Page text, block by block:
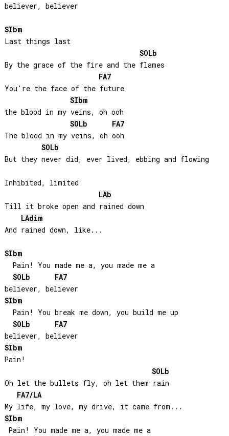
believer, believer
SIbm
Last things last
SOLb
By the grace of the fire and the flames
FA7
You're the face of the future
SIbm
the blood in my veins, oh ooh
SOLb
FA7
The blood in my veins, oh ooh
SOLb
But they never did, ever lived, ebbing and flowing
Inhibited, limited
LAb
Till it broke open and rained down
LAdim
And rained down, like...
SIbm
  Pain! You made me a, you made me a
SOLb
FA7
SIbm
  Pain! You break me down, you build me up
SOLb
FA7
SIbm
Pain!
SOLb
Oh let the bullets fly, oh let them rain
FA7/LA
SIbm
Pain! You made me a, you made me a